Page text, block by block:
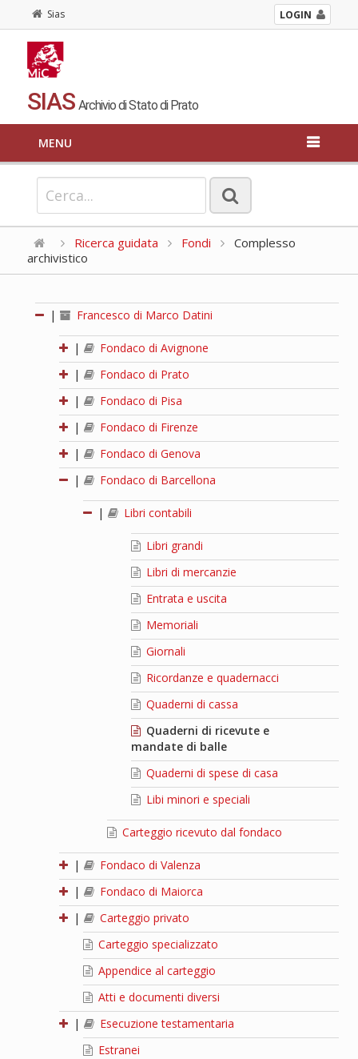
Sias LOGIN
SIAS Archivio di Stato di Prato
MENU
Ricerca guidata Fondi
Complesso
archivistico
| Francesco di Marco Datini
|
Fondaco di Avignone
|
Fondaco di Prato
|
Fondaco di Pisa
|
Fondaco di Firenze
|
Fondaco di Genova
|
Fondaco di Barcellona
| Libri contabili
Libri grandi
Libri di mercanzie
Entrata e uscita
Memoriali
Giornali
Ricordanze e quadernacci
Quaderni di cassa
Quaderni di ricevute e
mandate di balle
Quaderni di spese di casa
Libi minori e speciali
Carteggio ricevuto dal fondaco
|
Fondaco di Valenza
|
Fondaco di Maiorca
|
Carteggio privato
Carteggio specializzato
Appendice al carteggio
Atti e documenti diversi
|
Esecuzione testamentaria
Estranei